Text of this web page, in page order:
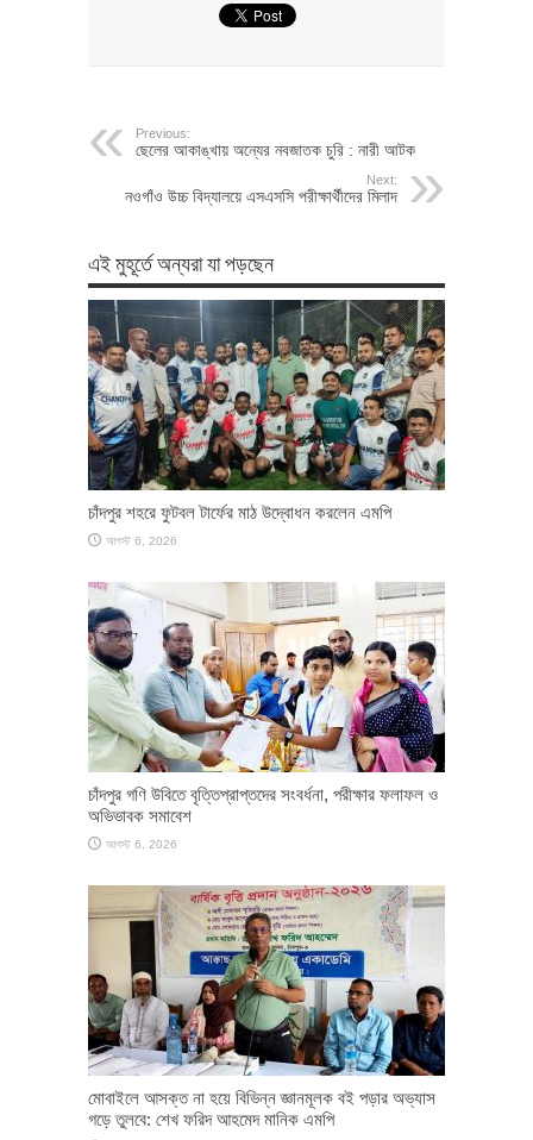
Previous:
ছেলের আকাঙ্খায় অন্যের নবজাতক চুরি : নারী আটক
Next:
নওগাঁও উচ্চ বিদ্যালয়ে এসএসসি পরীক্ষার্থীদের মিলাদ
এই মুহূর্তে অন্যরা যা পড়ছেন
চাঁদপুর শহরে ফুটবল টার্ফের মাঠ উদ্বোধন করলেন এমপি
আগস্ট 6, 2026
চাঁদপুর গণি উবিতে বৃত্তিপ্রাপ্তদের সংবর্ধনা, পরীক্ষার ফলাফল ও
অভিভাবক সমাবেশ
আগস্ট 6, 2026
মোবাইলে আসক্ত না হয়ে বিভিন্ন জ্ঞানমূলক বই পড়ার অভ্যাস
গড়ে তুলবে: শেখ ফরিদ আহমেদ মানিক এমপি